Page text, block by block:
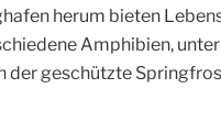
herum bieten
Amphibien,
der geschützte